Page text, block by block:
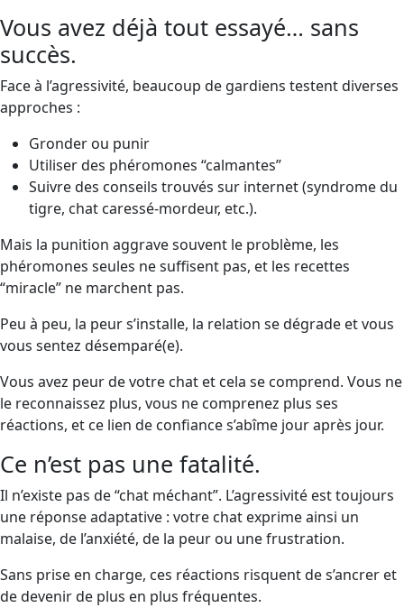
Vous avez déjà tout essayé… sans
succès.
Face à l’agressivité, beaucoup de gardiens testent diverses
approches :
Gronder ou punir
Utiliser des phéromones “calmantes”
Suivre des conseils trouvés sur internet (syndrome du
tigre, chat caressé-mordeur, etc.).
Mais la punition aggrave souvent le problème, les
phéromones seules ne suffisent pas, et les recettes
“miracle” ne marchent pas.
Peu à peu, la peur s’installe, la relation se dégrade et vous
vous sentez désemparé(e).
Vous avez peur de votre chat et cela se comprend. Vous ne
le reconnaissez plus, vous ne comprenez plus ses
réactions, et ce lien de confiance s’abîme jour après jour.
Ce n’est pas une fatalité.
Il n’existe pas de “chat méchant”. L’agressivité est toujours
une réponse adaptative : votre chat exprime ainsi un
malaise, de l’anxiété, de la peur ou une frustration.
Sans prise en charge, ces réactions risquent de s’ancrer et
de devenir de plus en plus fréquentes.